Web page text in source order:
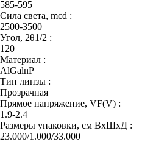
585-595
Сила света, mcd :
2500-3500
Угол, 2θ1/2 :
120
Материал :
AlGalnP
Тип линзы :
Прозрачная
Прямое напряжение, VF(V) :
1.9-2.4
Размеры упаковки, см ВхШхД :
23.000/1.000/33.000